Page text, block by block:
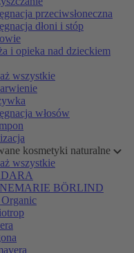
przeciwsłoneczna
dłoni i stóp
i opieka nad dzieckiem
wszystkie
włosów
kosmetyki naturalne
wszystkie
BÖRLIND